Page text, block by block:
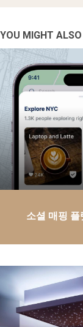
YOU MIGHT
소셜 매핑